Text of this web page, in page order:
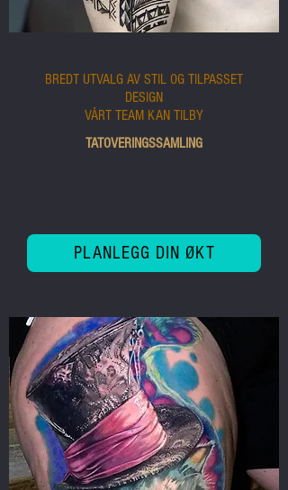
BREDT UTVALG AV STIL OG TILPASSET
DESIGN
VÅRT TEAM KAN TILBY
TATOVERINGSSAMLING
PLANLEGG DIN ØKT